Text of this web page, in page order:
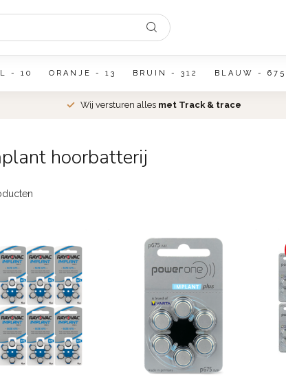
- 10 ORANJE - 13 BRUIN - 312 BLAUW - 675
Wij versturen alles met Track & trace
hoorbatterij